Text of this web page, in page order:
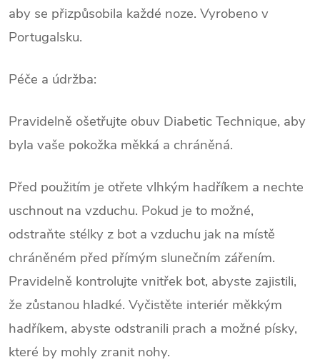
aby se přizpůsobila každé noze. Vyrobeno v
Portugalsku.
Péče a údržba:
Pravidelně ošetřujte obuv Diabetic Technique, aby
byla vaše pokožka měkká a chráněná.
Před použitím je otřete vlhkým hadříkem a nechte
uschnout na vzduchu. Pokud je to možné,
odstraňte stélky z bot a vzduchu jak na místě
chráněném před přímým slunečním zářením.
Pravidelně kontrolujte vnitřek bot, abyste zajistili,
že zůstanou hladké. Vyčistěte interiér měkkým
hadříkem, abyste odstranili prach a možné písky,
které by mohly zranit nohy.